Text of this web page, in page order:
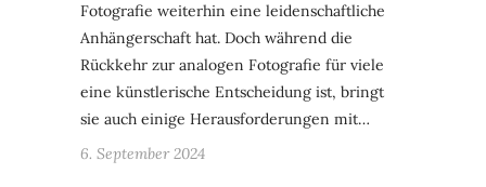
Fotografie weiterhin eine leidenschaftliche
Anhängerschaft hat. Doch während die
Rückkehr zur analogen Fotografie für viele
eine künstlerische Entscheidung ist, bringt
sie auch einige Herausforderungen mit…
6. September 2024